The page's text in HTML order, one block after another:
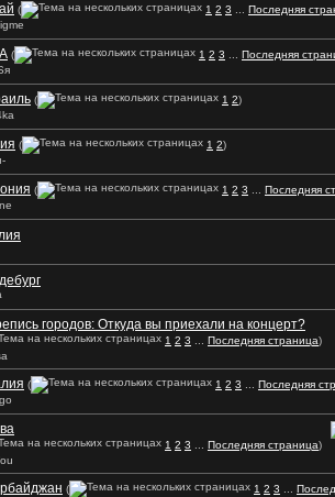
( 1 2 3
Последняя
( 1 2 3
Последняя
( 1 2)
( 1 2)
( 1 2 3
Последняя
городов: Откуда вы приехали на концерт?
1 2 3 Последняя страница)
( 1 2 3
Последняя
1 2 3 Последняя страница)
( 1 2 3